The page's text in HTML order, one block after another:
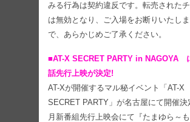
みる行為は契約違反です。転売された
は無効となり、ご入場をお断りいたし
で、あらかじめご了承ください。
■AT-X SECRET PARTY in NAGOYA
話先行上映が決定!
AT-Xが開催するマル秘イベント「AT-X
SECRET PARTY」が名古屋にて開催決
月新番組先行上映会にて『たまゆら～